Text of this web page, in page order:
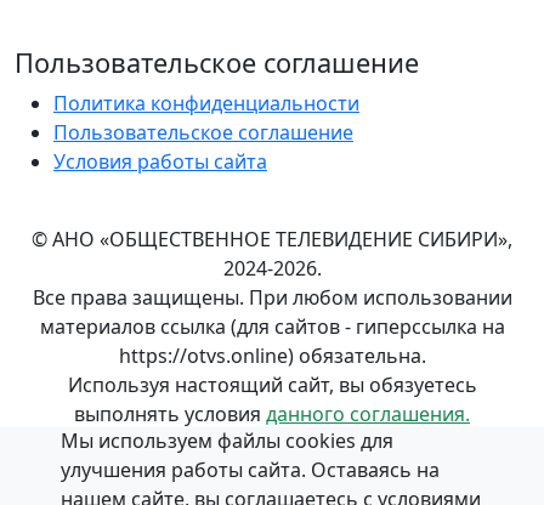
Пользовательское соглашение
Политика конфиденциальности
Пользовательское соглашение
Условия работы сайта
© АНО «ОБЩЕСТВЕННОЕ ТЕЛЕВИДЕНИЕ СИБИРИ»,
2024-2026.
Все права защищены. При любом использовании
материалов ссылка (для сайтов - гиперссылка на
https://otvs.online) обязательна.
Используя настоящий сайт, вы обязуетесь
выполнять условия данного соглашения.
Положение об обработке изащите персональных
данныхв АНО «ОБЩЕСТВЕННОЕ ТЕЛЕВИДЕНИЕ
Мы используем файлы cookies для
улучшения работы сайта. Оставаясь на
нашем сайте, вы соглашаетесь с условиями